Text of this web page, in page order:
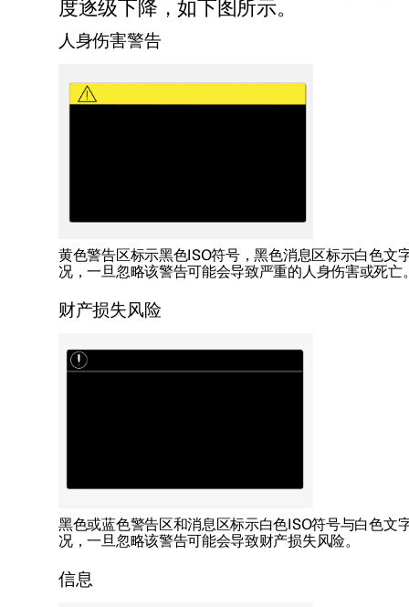
度逐级下降，如下图所示。
人身伤害警告
黄色警告区标示黑色ISO符号，黑色消息区标示白色文
况，一旦忽略该警告可能会导致严重的人身伤害或死亡
财产损失风险
黑色或蓝色警告区和消息区标示白色ISO符号与白色文
况，一旦忽略该警告可能会导致财产损失风险。
信息